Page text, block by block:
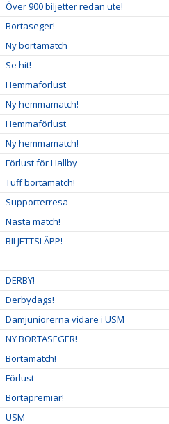
Över 900 biljetter redan ute!
Bortaseger!
Ny bortamatch
Se hit!
Hemmaförlust
Ny hemmamatch!
Hemmaförlust
Ny hemmamatch!
Förlust för Hallby
Tuff bortamatch!
Supporterresa
Nästa match!
BILJETTSLÄPP!
DERBY!
Derbydags!
Damjuniorerna vidare i USM
NY BORTASEGER!
Bortamatch!
Förlust
Bortapremiär!
USM